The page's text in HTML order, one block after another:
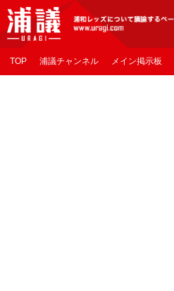
[浦議]浦和レッズについて議論するページ
TOP 浦議チャンネル メイン掲示板